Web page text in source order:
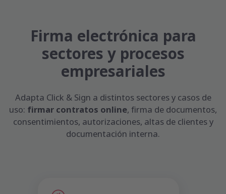
Firma electrónica para
sectores y procesos
empresariales
Adapta Click & Sign a distintos sectores y casos de
uso: firmar contratos online, firma de documentos,
consentimientos, autorizaciones, altas de clientes y
documentación interna.